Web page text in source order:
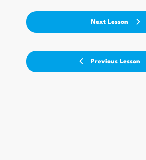
Previous Lesson
Next Lesson